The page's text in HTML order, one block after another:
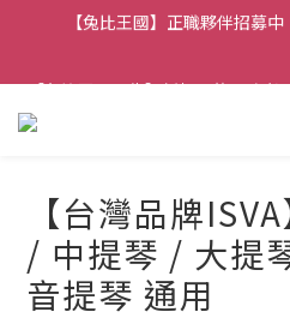
【兔比王國公告】新加入的冒險者
【台灣品牌
/ 中提琴 / 大提
音提琴 通用